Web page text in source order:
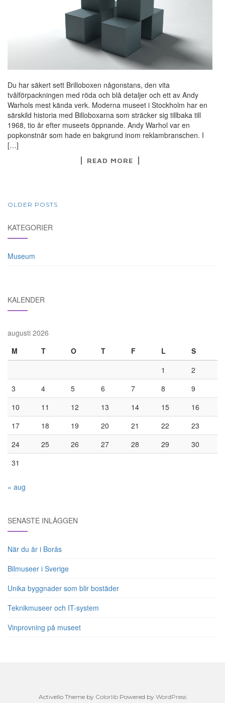
Du har säkert sett Brilloboxen någonstans, den vita
tvålförpackningen med röda och blå detaljer och ett av Andy
Warhols mest kända verk. Moderna museet i Stockholm har en
särskild historia med Billoboxarna som sträcker sig tillbaka till
1968, tio år efter museets öppnande. Andy Warhol var en
popkonstnär som hade en bakgrund inom reklambranschen. I
[…]
READ MORE
POSTS
NAVIGATION
OLDER POSTS
KATEGORIER
Museum
KALENDER
augusti 2026
M
T O T F L
S
1
2
3
4 5 6 7 8
9
10
11 12 13 14 15
16
17
18 19 20 21 22
23
24
25 26 27 28 29
30
31
« aug
SENASTE INLÄGGEN
När du är i Borås
Bilmuseer i Sverige
Unika byggnader som blir bostäder
Teknikmuseer och IT-system
Vinprovning på museet
Activello Theme by Colorlib Powered by WordPress